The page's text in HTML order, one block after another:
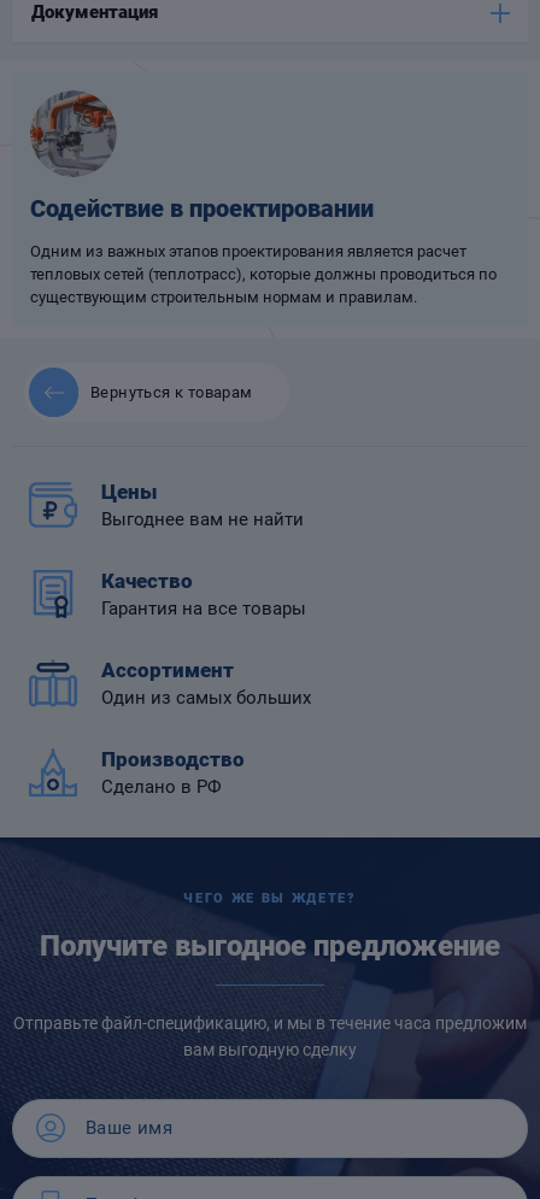
Документация
Содействие в проектировании
Одним из важных этапов проектирования является расчет
тепловых сетей (теплотрасс), которые должны проводиться по
существующим строительным нормам и правилам.
Вернуться к товарам
Цены
Выгоднее вам не найти
Качество
Гарантия на все товары
Ассортимент
Один из самых больших
Производство
Сделано в РФ
ЧЕГО ЖЕ ВЫ ЖДЕТЕ?
Получите выгодное предложение
Отправьте файл-спецификацию, и мы в течение часа предложим
вам выгодную сделку
Компенсаторы